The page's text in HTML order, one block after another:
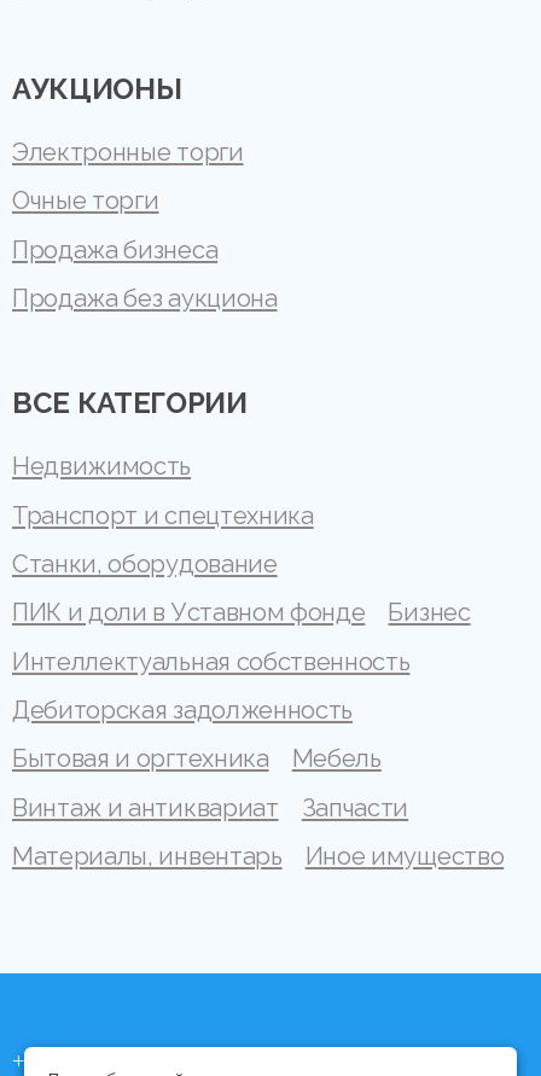
АУКЦИОНЫ
Электронные торги
Очные торги
Продажа бизнеса
Продажа без аукциона
ВСЕ КАТЕГОРИИ
Недвижимость
Транспорт и спецтехника
Станки, оборудование
ПИК и доли в Уставном фонде
Бизнес
Интеллектуальная собственность
Дебиторская задолженность
Бытовая и оргтехника
Мебель
Винтаж и антиквариат
Запчасти
Материалы, инвентарь
Иное имущество
+375 (44) 704 92 06